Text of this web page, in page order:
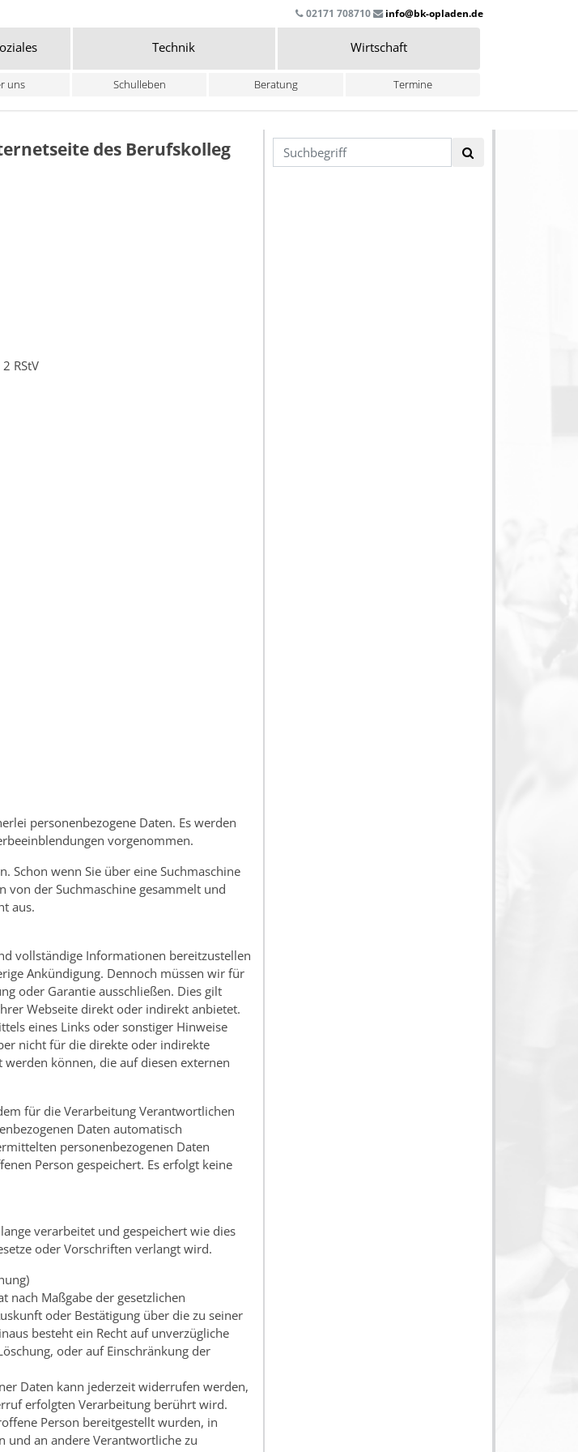
02171 708710 info@bk-opladen.de
Technik Wirtschaft
uns Schulleben Beratung Termine
des Berufskolleg
RStV
personenbezogene Daten. Es werden
vorgenommen.
Schon wenn Sie über eine Suchmaschine
von der Suchmaschine gesammelt und
aus.
vollständige Informationen bereitzustellen
Ankündigung. Dennoch müssen wir für
oder Garantie ausschließen. Dies gilt
Webseite direkt oder indirekt anbietet.
eines Links oder sonstiger Hinweise
nicht für die direkte oder indirekte
können, die auf diesen externen
für die Verarbeitung Verantwortlichen
Daten automatisch
personenbezogenen Daten
Person gespeichert. Es erfolgt keine
verarbeitet und gespeichert wie dies
oder Vorschriften verlangt wird.
nach Maßgabe der gesetzlichen
oder Bestätigung über die zu seiner
besteht ein Recht auf unverzügliche
oder auf Einschränkung der
Daten kann jederzeit widerrufen werden,
erfolgten Verarbeitung berührt wird.
Person bereitgestellt wurden, in
und an andere Verantwortliche zu